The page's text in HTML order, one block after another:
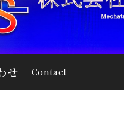
せ Contact